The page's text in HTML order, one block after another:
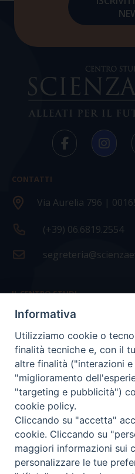
CONTATTI
Via Aurelia 796 |
(+39) 06.6819.2554
IL CENTRO STUDI
La nostra storia
Statuto
Presidenza e ufficio
Consiglio scientifico
Coordinamento nazionale
Informativa
Utilizziamo cookie o
finalità tecniche e, con il
altre finalità ("interazioni
"miglioramento
"targeting e pubblicità")
cookie policy.
Cliccando su "accetta"
cookie. Cliccando su
maggiori informazioni sui
personalizzare le tue